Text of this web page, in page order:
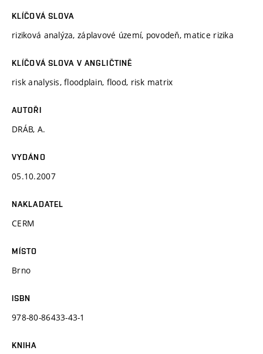
KLÍČOVÁ SLOVA
riziková analýza, záplavové území, povodeň, matice rizika
KLÍČOVÁ SLOVA V ANGLIČTINĚ
risk analysis, floodplain, flood, risk matrix
AUTOŘI
DRÁB, A.
VYDÁNO
05.10.2007
NAKLADATEL
CERM
MÍSTO
Brno
ISBN
978-80-86433-43-1
KNIHA